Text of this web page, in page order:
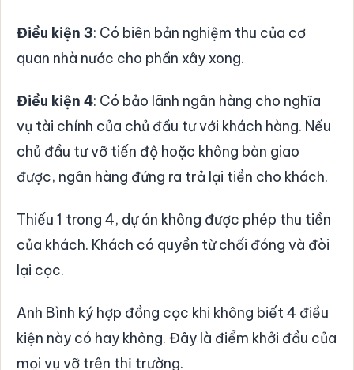
Điều kiện 3: Có biên bản nghiệm thu của cơ
quan nhà nước cho phần xây xong.
Điều kiện 4: Có bảo lãnh ngân hàng cho nghĩa
vụ tài chính của chủ đầu tư với khách hàng. Nếu
chủ đầu tư vỡ tiến độ hoặc không bàn giao
được, ngân hàng đứng ra trả lại tiền cho khách.
Thiếu 1 trong 4, dự án không được phép thu tiền
của khách. Khách có quyền từ chối đóng và đòi
lại cọc.
Anh Bình ký hợp đồng cọc khi không biết 4 điều
kiện này có hay không. Đây là điểm khởi đầu của
mọi vụ vỡ trên thị trường.